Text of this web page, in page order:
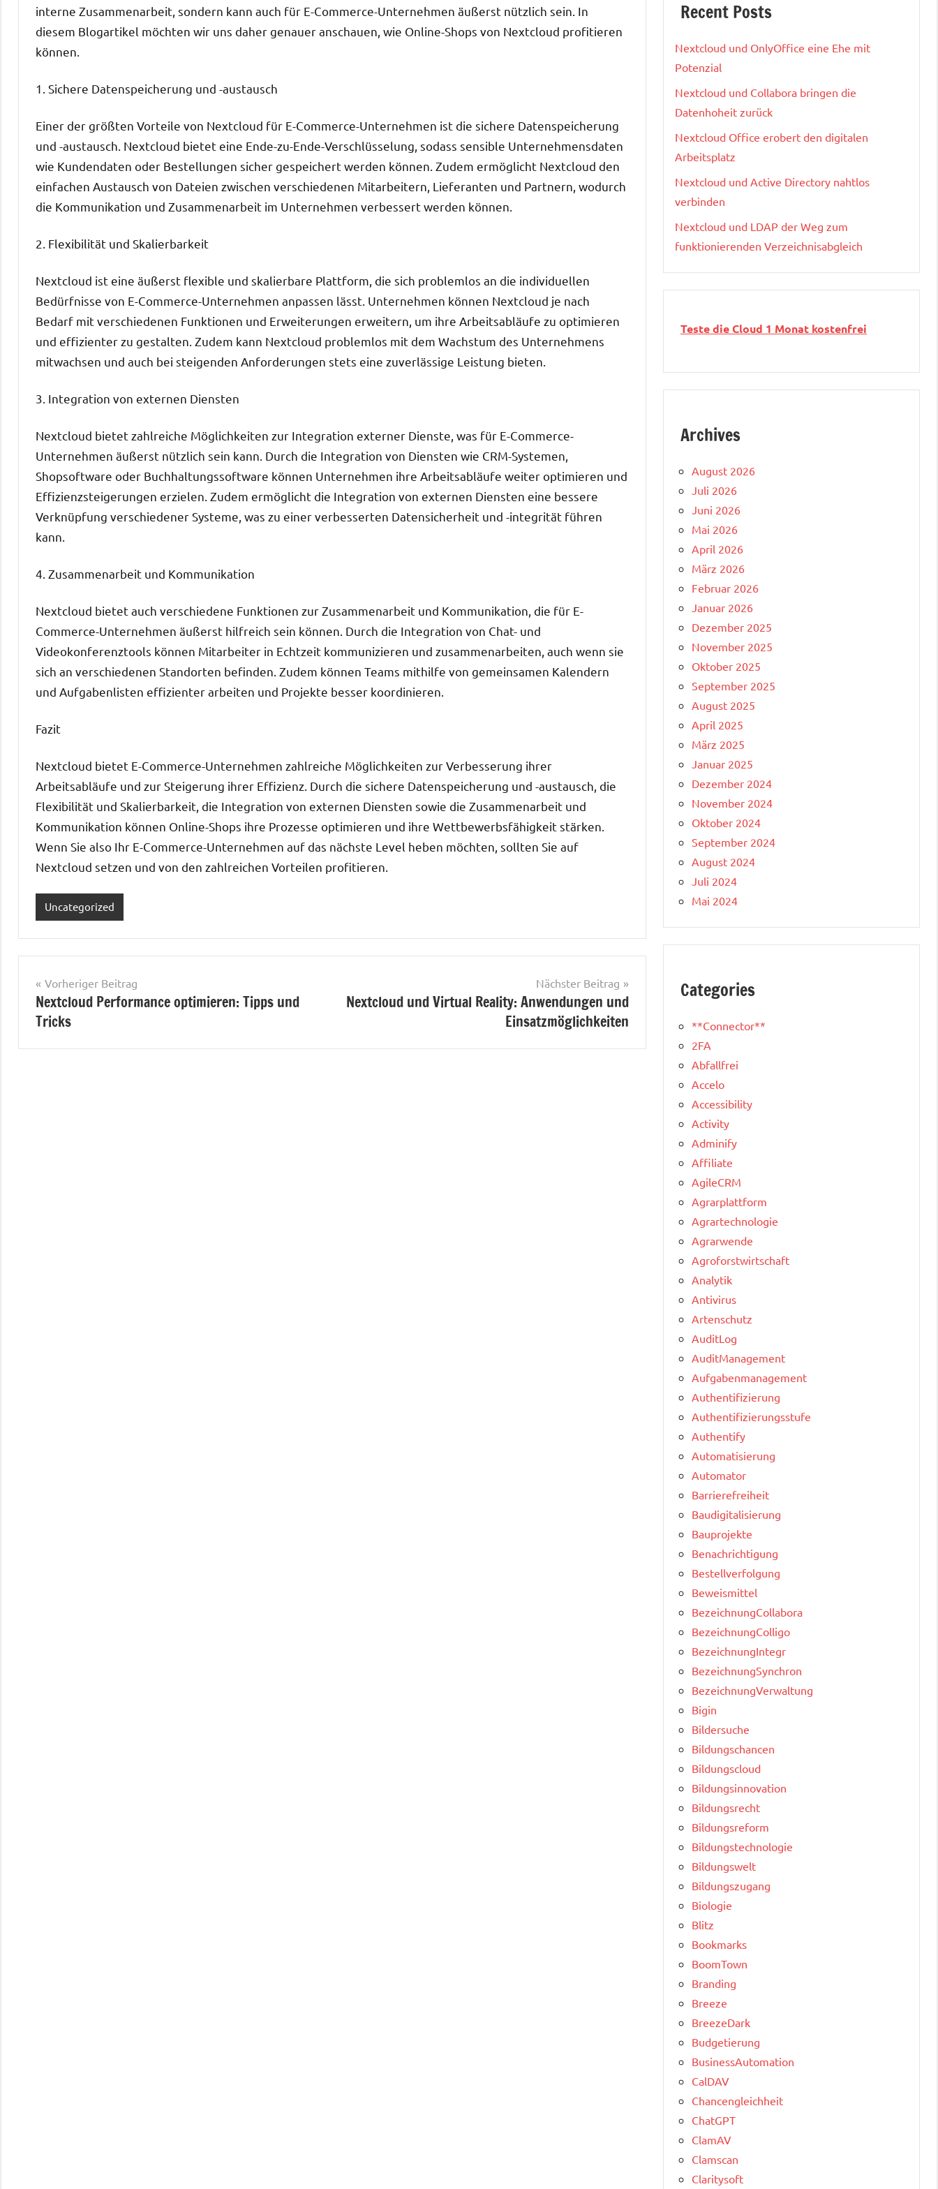
interne Zusammenarbeit, sondern kann auch für E-Commerce-Unternehmen äußerst nützlich sein. In
diesem Blogartikel möchten wir uns daher genauer anschauen, wie Online-Shops von Nextcloud profitieren
können.
1. Sichere Datenspeicherung und -austausch
Einer der größten Vorteile von Nextcloud für E-Commerce-Unternehmen ist die sichere Datenspeicherung
und -austausch. Nextcloud bietet eine Ende-zu-Ende-Verschlüsselung, sodass sensible Unternehmensdaten
wie Kundendaten oder Bestellungen sicher gespeichert werden können. Zudem ermöglicht Nextcloud den
einfachen Austausch von Dateien zwischen verschiedenen Mitarbeitern, Lieferanten und Partnern, wodurch
die Kommunikation und Zusammenarbeit im Unternehmen verbessert werden können.
2. Flexibilität und Skalierbarkeit
Nextcloud ist eine äußerst flexible und skalierbare Plattform, die sich problemlos an die individuellen
Bedürfnisse von E-Commerce-Unternehmen anpassen lässt. Unternehmen können Nextcloud je nach
Bedarf mit verschiedenen Funktionen und Erweiterungen erweitern, um ihre Arbeitsabläufe zu optimieren
und effizienter zu gestalten. Zudem kann Nextcloud problemlos mit dem Wachstum des Unternehmens
mitwachsen und auch bei steigenden Anforderungen stets eine zuverlässige Leistung bieten.
3. Integration von externen Diensten
Nextcloud bietet zahlreiche Möglichkeiten zur Integration externer Dienste, was für E-Commerce-
Unternehmen äußerst nützlich sein kann. Durch die Integration von Diensten wie CRM-Systemen,
Shopsoftware oder Buchhaltungssoftware können Unternehmen ihre Arbeitsabläufe weiter optimieren und
Effizienzsteigerungen erzielen. Zudem ermöglicht die Integration von externen Diensten eine bessere
Verknüpfung verschiedener Systeme, was zu einer verbesserten Datensicherheit und -integrität führen
kann.
4. Zusammenarbeit und Kommunikation
Nextcloud bietet auch verschiedene Funktionen zur Zusammenarbeit und Kommunikation, die für E-
Commerce-Unternehmen äußerst hilfreich sein können. Durch die Integration von Chat- und
Videokonferenztools können Mitarbeiter in Echtzeit kommunizieren und zusammenarbeiten, auch wenn sie
sich an verschiedenen Standorten befinden. Zudem können Teams mithilfe von gemeinsamen Kalendern
und Aufgabenlisten effizienter arbeiten und Projekte besser koordinieren.
Fazit
Nextcloud bietet E-Commerce-Unternehmen zahlreiche Möglichkeiten zur Verbesserung ihrer
Arbeitsabläufe und zur Steigerung ihrer Effizienz. Durch die sichere Datenspeicherung und -austausch, die
Flexibilität und Skalierbarkeit, die Integration von externen Diensten sowie die Zusammenarbeit und
Kommunikation können Online-Shops ihre Prozesse optimieren und ihre Wettbewerbsfähigkeit stärken.
Wenn Sie also Ihr E-Commerce-Unternehmen auf das nächste Level heben möchten, sollten Sie auf
Nextcloud setzen und von den zahlreichen Vorteilen profitieren.
Uncategorized
Beitragsnavigation
Vorheriger Beitrag
Nextcloud Performance optimieren: Tipps und
Tricks
Nächster Beitrag
Nextcloud und Virtual Reality: Anwendungen und
Einsatzmöglichkeiten
Recent Posts
Nextcloud und OnlyOffice eine Ehe mit
Potenzial
Nextcloud und Collabora bringen die
Datenhoheit zurück
Nextcloud Office erobert den digitalen
Arbeitsplatz
Nextcloud und Active Directory nahtlos
verbinden
Nextcloud und LDAP der Weg zum
funktionierenden Verzeichnisabgleich
Teste die Cloud 1 Monat kostenfrei
Archives
August 2026
Juli 2026
Juni 2026
Mai 2026
April 2026
März 2026
Februar 2026
Januar 2026
Dezember 2025
November 2025
Oktober 2025
September 2025
August 2025
April 2025
März 2025
Januar 2025
Dezember 2024
November 2024
Oktober 2024
September 2024
August 2024
Juli 2024
Mai 2024
Categories
**Connector**
2FA
Abfallfrei
Accelo
Accessibility
Activity
Adminify
Affiliate
AgileCRM
Agrarplattform
Agrartechnologie
Agrarwende
Agroforstwirtschaft
Analytik
Antivirus
Artenschutz
AuditLog
AuditManagement
Aufgabenmanagement
Authentifizierung
Authentifizierungsstufe
Authentify
Automatisierung
Automator
Barrierefreiheit
Baudigitalisierung
Bauprojekte
Benachrichtigung
Bestellverfolgung
Beweismittel
BezeichnungCollabora
BezeichnungColligo
BezeichnungIntegr
BezeichnungSynchron
BezeichnungVerwaltung
Bigin
Bildersuche
Bildungschancen
Bildungscloud
Bildungsinnovation
Bildungsrecht
Bildungsreform
Bildungstechnologie
Bildungswelt
Bildungszugang
Biologie
Blitz
Bookmarks
BoomTown
Branding
Breeze
BreezeDark
Budgetierung
BusinessAutomation
CalDAV
Chancengleichheit
ChatGPT
ClamAV
Clamscan
Claritysoft